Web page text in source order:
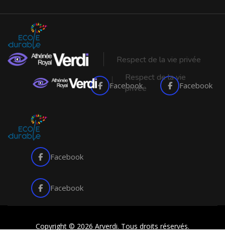
Respect de la vie privée
Facebook Facebook
Respect de la vie
privée
Facebook
Facebook
Copyright © 2026 Arverdi. Tous droits réservés.